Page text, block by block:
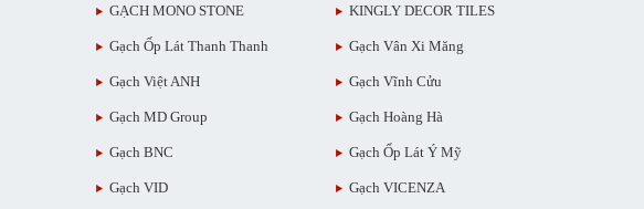
GẠCH MONO STONE KINGLY DECOR TILES
Gạch Ốp Lát Thanh Thanh Gạch Vân Xi Măng
Gạch Việt ANH Gạch Vĩnh Cửu
Gạch MD Group Gạch Hoàng Hà
Gạch BNC Gạch Ốp Lát Ý Mỹ
Gạch VID Gạch VICENZA